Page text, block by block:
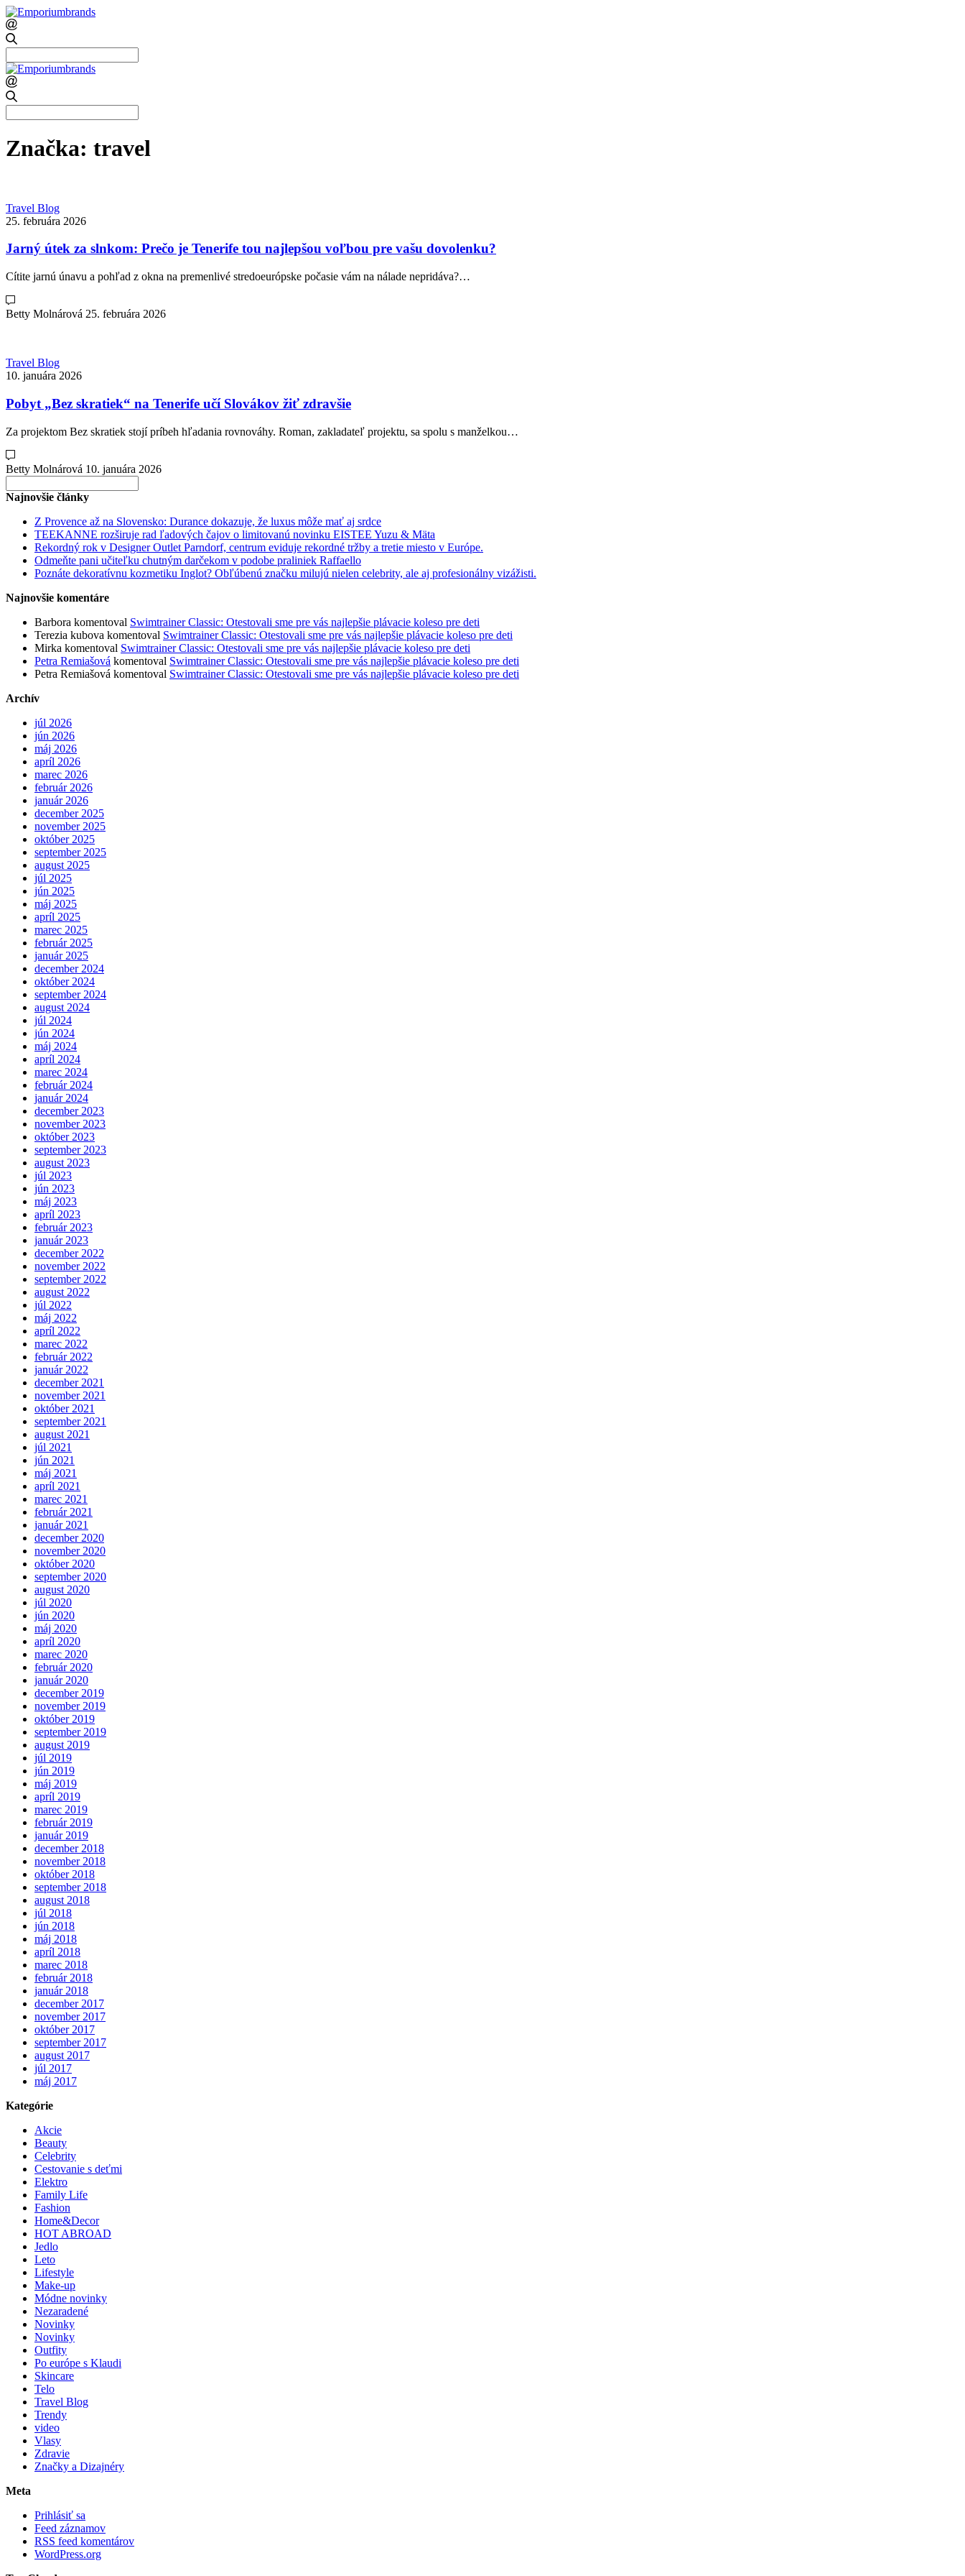
for:
for:
Značka: travel
Travel Blog
25. februára 2026
Jarný útek za slnkom: Prečo je Tenerife tou najlepšou voľbou pre vašu dovolenku?
Cítite jarnú únavu a pohľad z okna na premenlivé stredoeurópske počasie vám na nálade nepridáva?…
Betty Molnárová 25. februára 2026
Travel Blog
10. januára 2026
Pobyt „Bez skratiek“ na Tenerife učí Slovákov žiť zdravšie
Za projektom Bez skratiek stojí príbeh hľadania rovnováhy. Roman, zakladateľ projektu, sa spolu s manželkou…
Betty Molnárová 10. januára 2026
for:
Najnovšie články
Z Provence až na Slovensko: Durance dokazuje, že luxus môže mať aj srdce
TEEKANNE rozširuje rad ľadových čajov o limitovanú novinku EISTEE Yuzu & Mäta
Rekordný rok v Designer Outlet Parndorf, centrum eviduje rekordné tržby a tretie miesto v Európe.
Odmeňte pani učiteľku chutným darčekom v podobe praliniek Raffaello
Poznáte dekoratívnu kozmetiku Inglot? Obľúbenú značku milujú nielen celebrity, ale aj profesionálny vizážisti.
Najnovšie komentáre
Barbora komentoval Swimtrainer Classic: Otestovali sme pre vás najlepšie plávacie koleso pre deti
Terezia kubova komentoval Swimtrainer Classic: Otestovali sme pre vás najlepšie plávacie koleso pre deti
Mirka komentoval Swimtrainer Classic: Otestovali sme pre vás najlepšie plávacie koleso pre deti
Petra Remiašová komentoval Swimtrainer Classic: Otestovali sme pre vás najlepšie plávacie koleso pre deti
Petra Remiašová komentoval Swimtrainer Classic: Otestovali sme pre vás najlepšie plávacie koleso pre deti
Archív
júl 2026
jún 2026
máj 2026
apríl 2026
marec 2026
február 2026
január 2026
december 2025
november 2025
október 2025
september 2025
august 2025
júl 2025
jún 2025
máj 2025
apríl 2025
marec 2025
február 2025
január 2025
december 2024
október 2024
september 2024
august 2024
júl 2024
jún 2024
máj 2024
apríl 2024
marec 2024
február 2024
január 2024
december 2023
november 2023
október 2023
september 2023
august 2023
júl 2023
jún 2023
máj 2023
apríl 2023
február 2023
január 2023
december 2022
november 2022
september 2022
august 2022
júl 2022
máj 2022
apríl 2022
marec 2022
február 2022
január 2022
december 2021
november 2021
október 2021
september 2021
august 2021
júl 2021
jún 2021
máj 2021
apríl 2021
marec 2021
február 2021
január 2021
december 2020
november 2020
október 2020
september 2020
august 2020
júl 2020
jún 2020
máj 2020
apríl 2020
marec 2020
február 2020
január 2020
december 2019
november 2019
október 2019
september 2019
august 2019
júl 2019
jún 2019
máj 2019
apríl 2019
marec 2019
február 2019
január 2019
december 2018
november 2018
október 2018
september 2018
august 2018
júl 2018
jún 2018
máj 2018
apríl 2018
marec 2018
február 2018
január 2018
december 2017
november 2017
október 2017
september 2017
august 2017
júl 2017
máj 2017
Kategórie
Akcie
Beauty
Celebrity
Cestovanie s deťmi
Elektro
Family Life
Fashion
Home&Decor
HOT ABROAD
Jedlo
Leto
Lifestyle
Make-up
Módne novinky
Nezaradené
Novinky
Novinky
Outfity
Po európe s Klaudi
Skincare
Telo
Travel Blog
Trendy
video
Vlasy
Zdravie
Značky a Dizajnéry
Meta
Prihlásiť sa
Feed záznamov
RSS feed komentárov
WordPress.org